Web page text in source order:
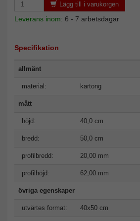
Lägg till i varukorgen
Leverans inom: 6 - 7 arbetsdagar
Specifikation
allmänt
material: kartong
mått
höjd: 40,0 cm
bredd: 50,0 cm
profilbredd: 20,00 mm
profilhöjd: 62,00 mm
övriga egenskaper
utvärtes format: 40x50 cm